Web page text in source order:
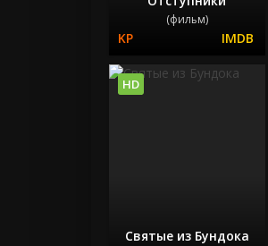
(фильм)
Святые из Бундока
HD